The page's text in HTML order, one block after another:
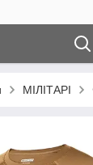
МІЛІТАРІ